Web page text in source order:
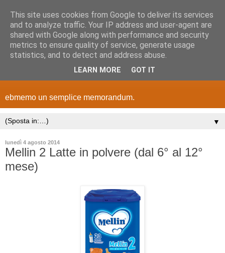
ebmemo un semplice memorandum.
▼
lunedì 4 agosto 2014
Mellin 2 Latte in polvere (dal 6° al 12°
mese)
This site uses cookies from Google to deliver its services
and to analyze traffic. Your IP address and user-agent are
shared with Google along with performance and security
metrics to ensure quality of service, generate usage
statistics, and to detect and address abuse.
LEARN MORE GOT IT